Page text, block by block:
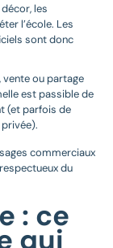
décor, les
l’école. Les
sont donc
ou partage
est passible de
(et parfois de
commerciaux
du
: ce
qui